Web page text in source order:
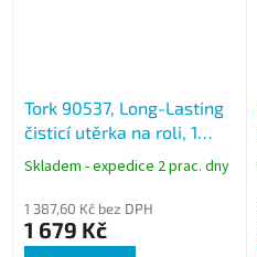
Tork 90537, Long-Lasting
čisticí utěrka na roli, 1
vrstvá 300 útržků, W1 W2
Skladem - expedice 2 prac. dny
1 387,60 Kč bez DPH
1 679 Kč